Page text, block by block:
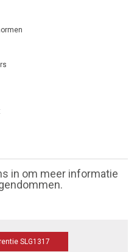
in om meer informatie
SLG1317